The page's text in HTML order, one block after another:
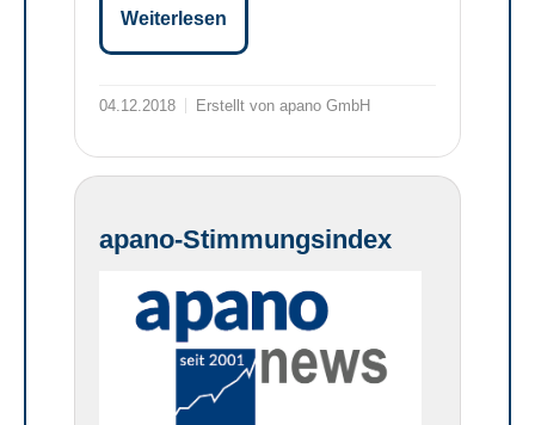
Weiterlesen
04.12.2018 Erstellt von apano GmbH
apano-Stimmungsindex